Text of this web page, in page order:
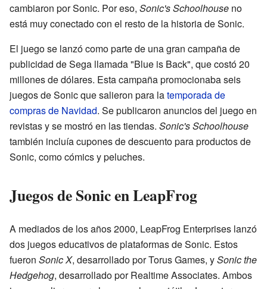
cambiaron por Sonic. Por eso, Sonic's Schoolhouse no
está muy conectado con el resto de la historia de Sonic.
El juego se lanzó como parte de una gran campaña de
publicidad de Sega llamada "Blue is Back", que costó 20
millones de dólares. Esta campaña promocionaba seis
juegos de Sonic que salieron para latemporada de
compras de Navidad. Se publicaron anuncios del juego en
revistas y se mostró en las tiendas. Sonic's Schoolhouse
también incluía cupones de descuento para productos de
Sonic, como cómics y peluches.
Juegos de Sonic en LeapFrog
A mediados de los años 2000, LeapFrog Enterprises lanzó
dos juegos educativos de plataformas de Sonic. Estos
fueron Sonic X, desarrollado por Torus Games, ySonic the
Hedgehog, desarrollado por Realtime Associates. Ambos